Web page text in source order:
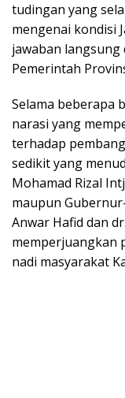
tudingan yang
mengenai kondisi
jawaban langsung
Pemerintah
Selama beberapa
narasi yang
terhadap
sedikit yang
Mohamad Rizal
maupun
Anwar Hafid dan
memperjuangkan
nadi masyarakat